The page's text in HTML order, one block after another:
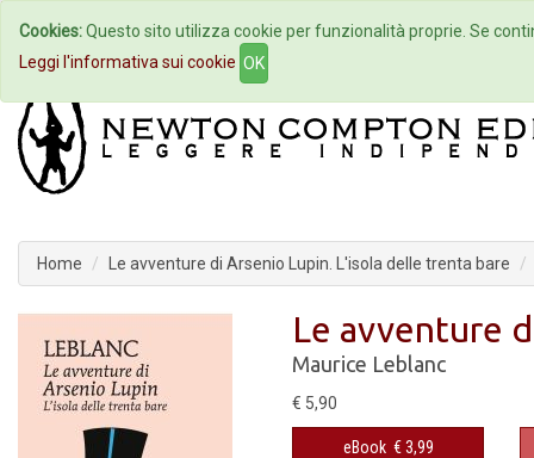
Home Autori Eventi
Home Le avventure di Arsenio Lupin. L'isola delle trenta bare
Le avventure
Maurice Leblanc
€ 5,90
eBook € 3,99
Cookies:Questo sito utilizza cookie per funzionalità proprie. Se
Leggi l'informativa sui cookie OK